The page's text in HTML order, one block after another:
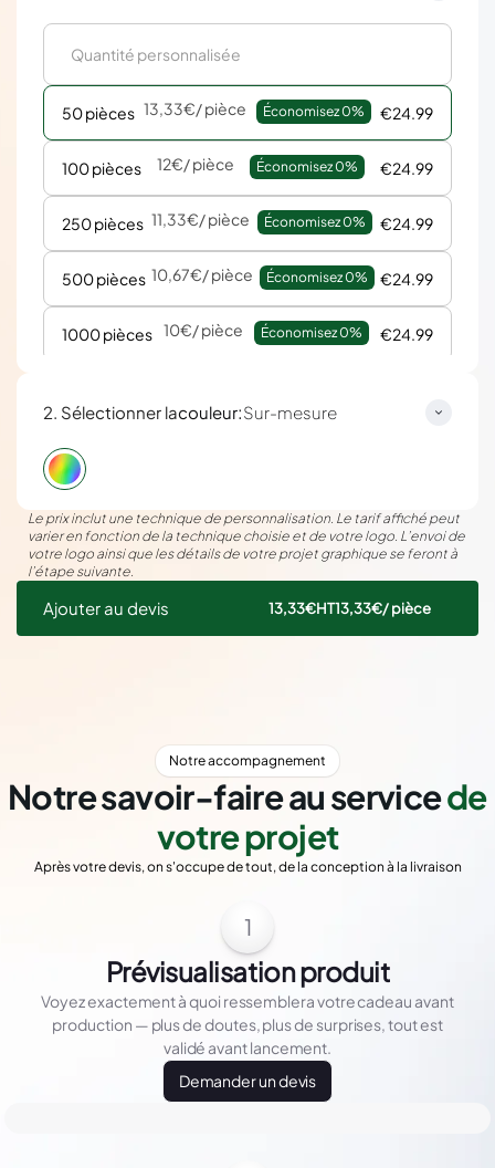
50 pièces 13,33€/ pièce Économisez 0% €24.99
100 pièces 12€/ pièce Économisez 0% €24.99
250 pièces 11,33€/ pièce Économisez 0% €24.99
500 pièces 10,67€/ pièce Économisez 0% €24.99
1000 pièces 10€/ pièce Économisez 0% €24.99
2. Sélectionner lacouleur:Sur-mesure
Le prix inclut une technique de personnalisation. Le tarif affiché peut
varier en fonction de la technique choisie et de votre logo. L’envoi de
votre logo ainsi que les détails de votre projet graphique se feront à
l’étape suivante.
Ajouter au devis 13,33€HT13,33€/ pièce
Notre accompagnement
Notre savoir-faire au servicede
votre projet
Après votre devis, on s'occupe de tout, de la conception à la livraison
1
Prévisualisation produit
Voyez exactement à quoi ressemblera votre cadeau avant
production — plus de doutes, plus de surprises, tout est
validé avant lancement.
Demander un devis